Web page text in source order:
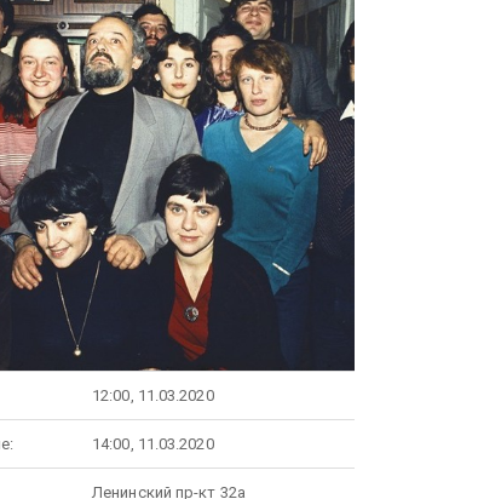
12:00, 11.03.2020
14:00, 11.03.2020
Ленинский пр-кт 32а